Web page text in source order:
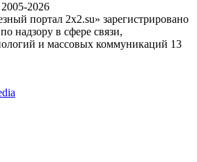
2026
портал 2x2.su» зарегистрировано
надзору в сфере связи,
и массовых коммуникаций 13